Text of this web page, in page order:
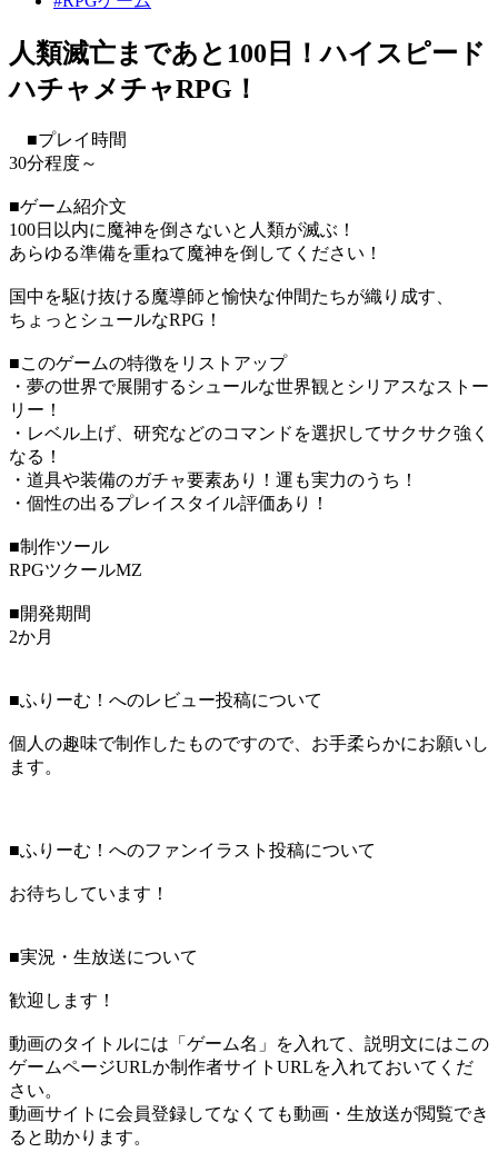
人類滅亡まであと100日！ハイスピード
ハチャメチャRPG！
■プレイ時間
30分程度～
■ゲーム紹介文
100日以内に魔神を倒さないと人類が滅ぶ！
あらゆる準備を重ねて魔神を倒してください！
国中を駆け抜ける魔導師と愉快な仲間たちが織り成す、
ちょっとシュールなRPG！
■このゲームの特徴をリストアップ
・夢の世界で展開するシュールな世界観とシリアスなストー
リー！
・レベル上げ、研究などのコマンドを選択してサクサク強く
なる！
・道具や装備のガチャ要素あり！運も実力のうち！
・個性の出るプレイスタイル評価あり！
■制作ツール
RPGツクールMZ
■開発期間
2か月
■ふりーむ！へのレビュー投稿について
個人の趣味で制作したものですので、お手柔らかにお願いし
ます。
■ふりーむ！へのファンイラスト投稿について
お待ちしています！
■実況・生放送について
歓迎します！
動画のタイトルには「ゲーム名」を入れて、説明文にはこの
ゲームページURLか制作者サイトURLを入れておいてくだ
さい。
動画サイトに会員登録してなくても動画・生放送が閲覧でき
ると助かります。